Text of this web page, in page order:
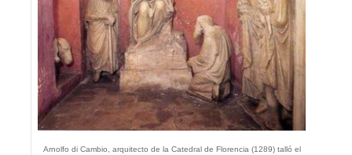
Arnolfo di Cambio, arquitecto de la Catedral de Florencia (1289) talló el